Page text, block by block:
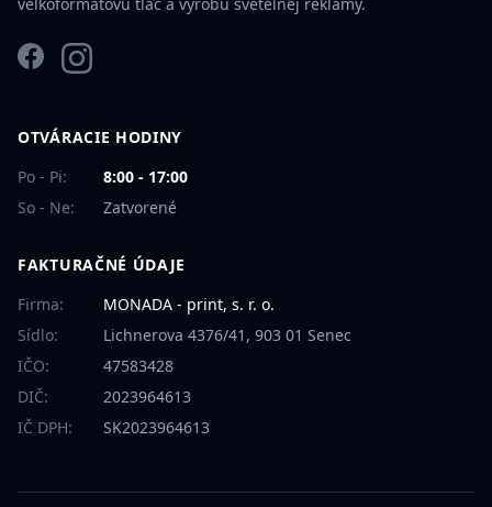
FacebookInstagram
OTVÁRACIE HODINY
Po - Pi:
8:00 - 17:00
So - Ne:
Zatvorené
FAKTURAČNÉ ÚDAJE
Firma:
MONADA - print, s. r. o.
Sídlo:
Lichnerova 4376/41, 903 01 Senec
IČO:
47583428
DIČ:
2023964613
IČ DPH:
SK2023964613